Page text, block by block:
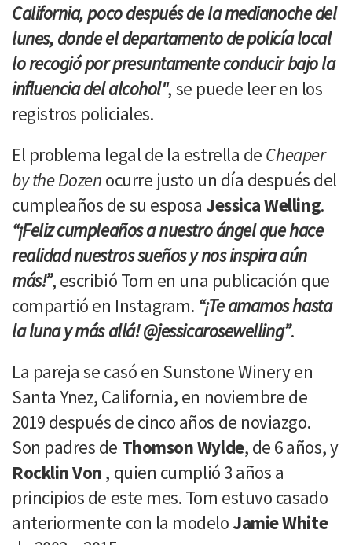
California, poco después de la medianoche del
lunes, donde el departamento de policía local
lo recogió por presuntamente conducir bajo la
influencia del alcohol", se puede leer en los
registros policiales.
El problema legal de la estrella de Cheaper
by the Dozen ocurre justo un día después del
cumpleaños de su esposa Jessica Welling.
“¡Feliz cumpleaños a nuestro ángel que hace
realidad nuestros sueños y nos inspira aún
más!”, escribió Tom en una publicación que
compartió en Instagram. “¡Te amamos hasta
la luna y más allá! @jessicarosewelling”.
La pareja se casó en Sunstone Winery en
Santa Ynez, California, en noviembre de
2019 después de cinco años de noviazgo.
Son padres de Thomson Wylde, de 6 años, y
Rocklin Von , quien cumplió 3 años a
principios de este mes. Tom estuvo casado
anteriormente con la modelo Jamie White